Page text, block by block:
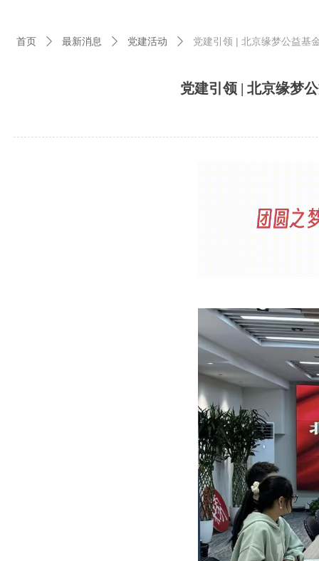
首页 ꄲ 最新消息 ꄲ 党建活动 ꄲ 党建引领 | 北京缘梦公益基
党建引领 | 北京缘梦